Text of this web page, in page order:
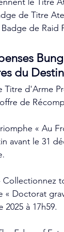
de Titre
de
du
d'Arme
de
« Au
avant le 31
Doctorat
à 17h59.